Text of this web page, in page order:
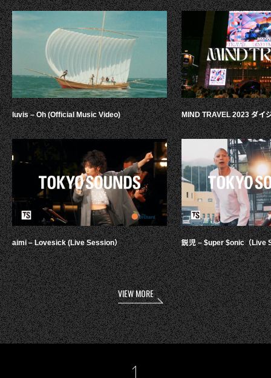
luvis – Oh (Official Music Video)
aimi – Lovesick (Live Session）
MIND TRAVEL 2023 ダイ
鋭児 – $uper $onic（Live
VIEW MORE